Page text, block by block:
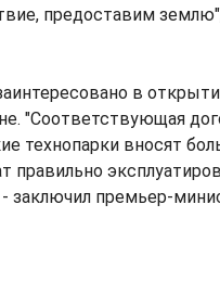
предоставим
в
"Соответствующая
технопарки вносят
правильно
заключил премьер-